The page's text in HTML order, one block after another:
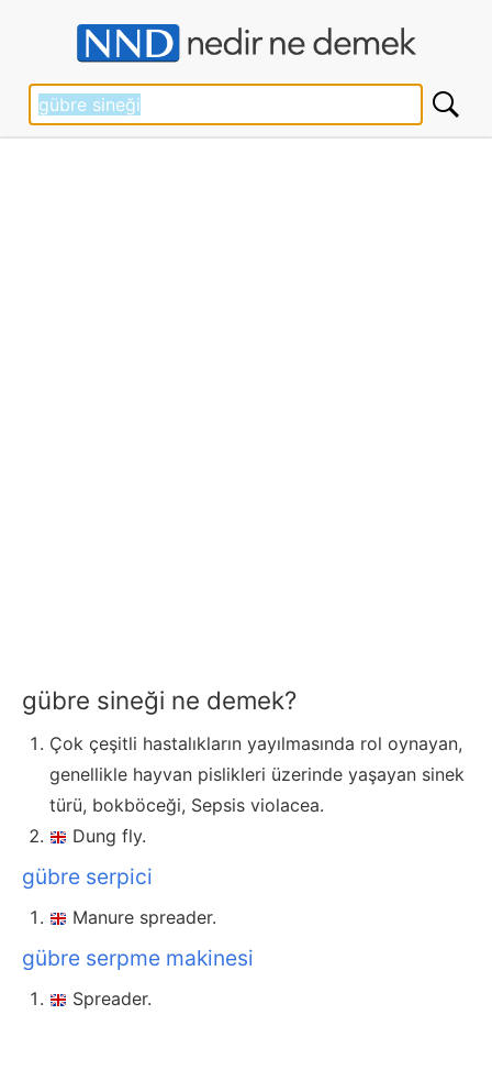
gübre sineği ne demek?
Çok çeşitli hastalıkların yayılmasında rol oynayan,
genellikle hayvan pislikleri üzerinde yaşayan sinek
türü, bokböceği, Sepsis violacea.
Dung fly.
gübre serpici
Manure spreader.
gübre serpme makinesi
Spreader.